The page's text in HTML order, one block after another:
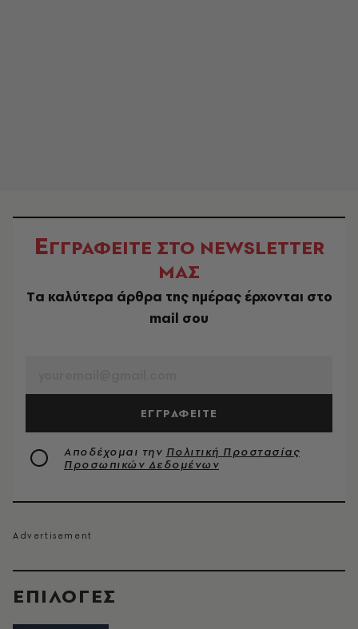
EΠΙΛΟΓΈΣ
ΕΓΓΡΑΦΕΙΤΕ ΣΤΟ NEWSLETTER
ΜΑΣ
Tα καλύτερα άρθρα της ημέρας έρχονται στο
mail σου
ΕΓΓΡΑΦΕΙΤΕ
Αποδέχομαι την Πολιτική Προστασίας
Προσωπικών Δεδομένων